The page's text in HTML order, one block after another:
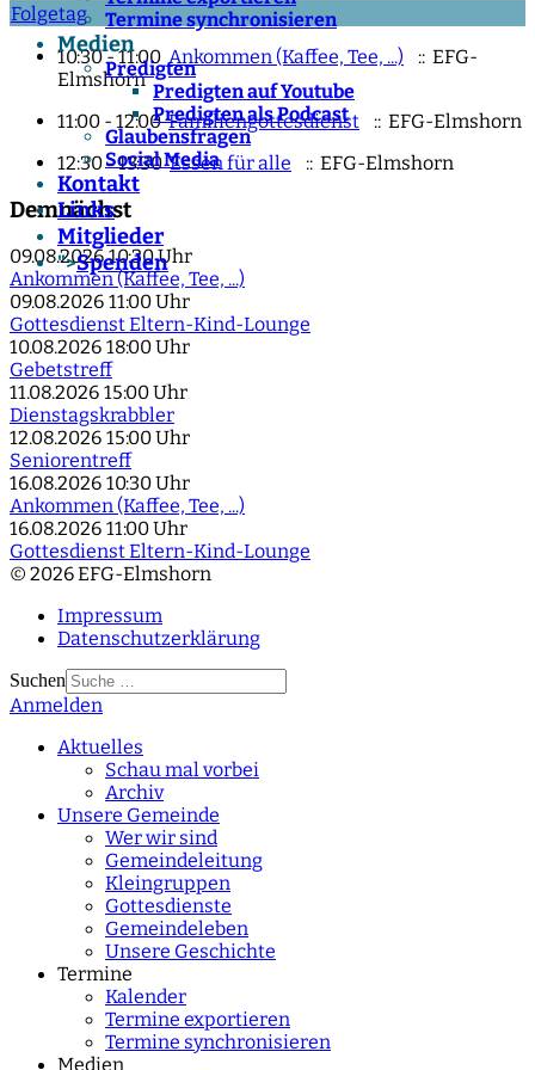
Termine synchronisieren
Medien
Predigten
Predigten auf Youtube
Predigten als Podcast
Glaubensfragen
Social Media
Kontakt
Links
Mitglieder
">Spenden
Folgetag
10:30 - 11:00Ankommen (Kaffee, Tee, ...)
:: EFG-
Elmshorn
11:00 - 12:00Familiengottesdienst
:: EFG-Elmshorn
12:30 - 13:30Essen für alle :: EFG-Elmshorn
Demnächst
09.08.2026 10:30 Uhr
Ankommen (Kaffee, Tee, ...)
09.08.2026 11:00 Uhr
Gottesdienst Eltern-Kind-Lounge
10.08.2026 18:00 Uhr
Gebetstreff
11.08.2026 15:00 Uhr
Dienstagskrabbler
12.08.2026 15:00 Uhr
Seniorentreff
16.08.2026 10:30 Uhr
Ankommen (Kaffee, Tee, ...)
16.08.2026 11:00 Uhr
Gottesdienst Eltern-Kind-Lounge
© 2026 EFG-Elmshorn
Impressum
Datenschutzerklärung
Suchen
Type 2 or more
Anmelden
Aktuelles
Schau mal vorbei
Archiv
Unsere Gemeinde
Wer wir sind
Gemeindeleitung
Kleingruppen
Gottesdienste
Gemeindeleben
Unsere Geschichte
Termine
Kalender
Termine exportieren
Termine synchronisieren
Medien